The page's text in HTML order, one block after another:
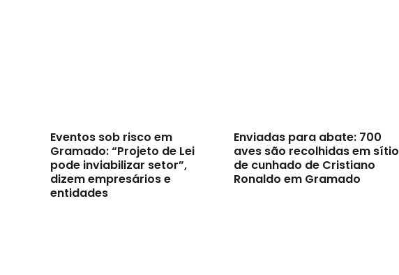
Eventos sob risco em
Gramado: “Projeto de Lei
pode inviabilizar setor”,
dizem empresários e
entidades
Enviadas para abate: 700
aves são recolhidas em sítio
de cunhado de Cristiano
Ronaldo em Gramado